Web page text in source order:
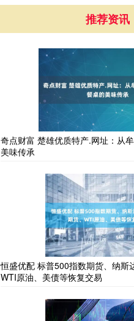
推荐资讯
奇点财富 楚雄优质特产.网址：从
美味传承
恒盛优配 标普500指数期货、纳斯
WTI原油、美债等恢复交易